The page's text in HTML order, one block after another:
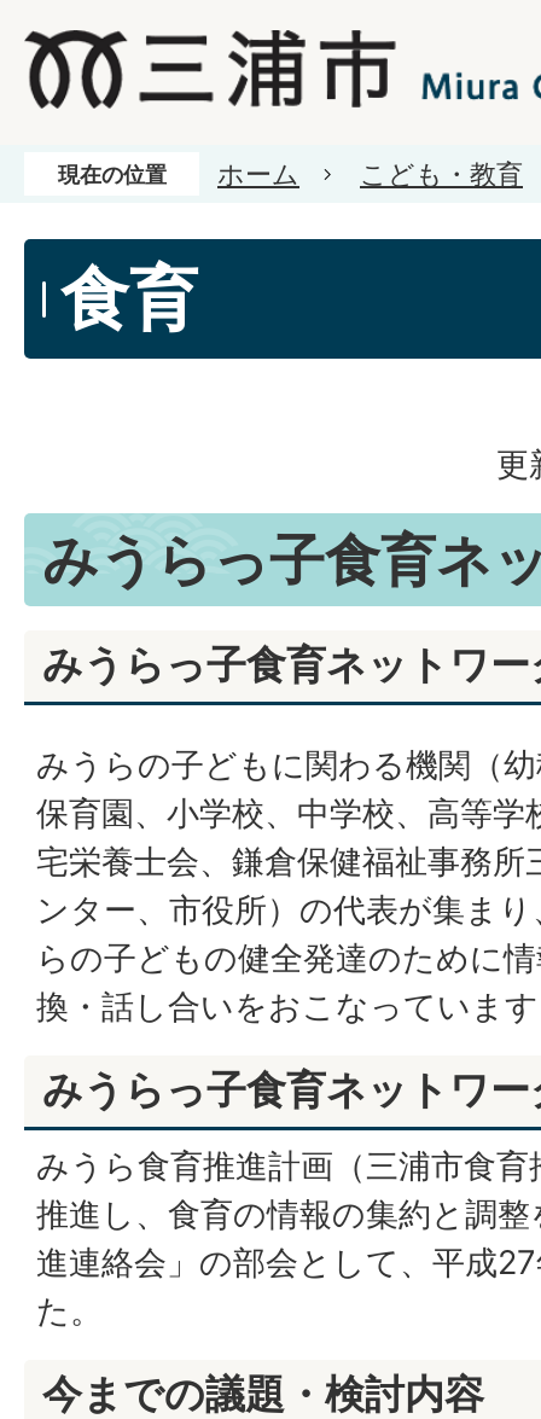
現在の位置 ホーム こども・教育
食育
更
みうらっ子食育ネ
みうらっ子食育ネットワ
みうらの子どもに関わる機関（
保育園、小学校、中学校、高等学
宅栄養士会、鎌倉保健福祉事務所
ンター、市役所）の代表が集ま
らの子どもの健全発達のために
換・話し合いをおこなっていま
みうらっ子食育ネットワ
みうら食育推進計画（三浦市食
推進し、食育の情報の集約と調
進連絡会」の部会として、平成
た。
今までの議題・検討内容